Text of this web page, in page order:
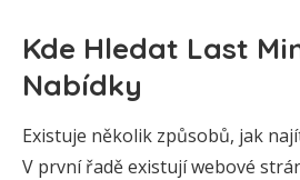
Kde Hledat Last
Nabídky
Existuje několik způsobů, jak
V první řadě existují webové